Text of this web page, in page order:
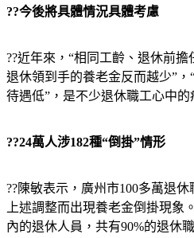
??今後將具體情況具體考慮
??近年來，“相同工齡、退休前
退休領到手的養老金反而越少”，
待遇低”，是不少退休職工心中的
??24萬人涉182種“倒掛”情形
??陳敏表示，廣州市100多萬退
上述調整而出現養老金倒掛現象
內的退休人員，共有90%的退休